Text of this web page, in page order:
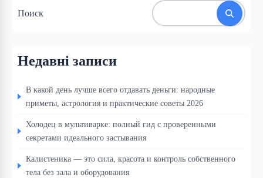
Поиск
Недавні записи
В какой день лучше всего отдавать деньги: народные
приметы, астрология и практические советы 2026
Холодец в мультиварке: полный гид с проверенными
секретами идеального застывания
Калистеника — это сила, красота и контроль собственного
тела без зала и оборудования